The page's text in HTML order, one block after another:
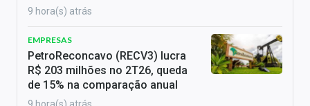
9 hora(s) atrás
EMPRESAS
PetroReconcavo (RECV3) lucra
R$ 203 milhões no 2T26, queda
de 15% na comparação anual